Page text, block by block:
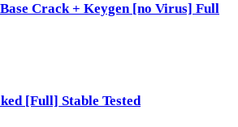
Crack + Keygen [no Virus] Full
[Full] Stable Tested